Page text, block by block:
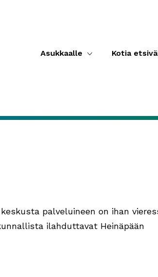
Asukkaalle Kotia
palveluineen on ihan
ilahduttavat Heinäpään